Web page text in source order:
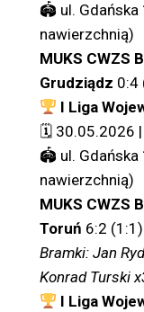
🏟 ul. Gdańska
nawierzchnią)
MUKS CWZS
Grudziądz 0:4
I Liga
🗓 30.05.2026 |
🏟 ul. Gdańska
nawierzchnią)
MUKS CWZS
Toruń 6:2 (1:1)
Bramki: Jan
Konrad Turski
I Liga